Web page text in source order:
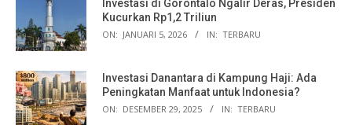
Investasi di Gorontalo Ngalir Deras, Presiden
Kucurkan Rp1,2 Triliun
ON: JANUARI 5, 2026 IN: TERBARU
Investasi Danantara di Kampung Haji: Ada
Peningkatan Manfaat untuk Indonesia?
ON: DESEMBER 29, 2025 IN: TERBARU